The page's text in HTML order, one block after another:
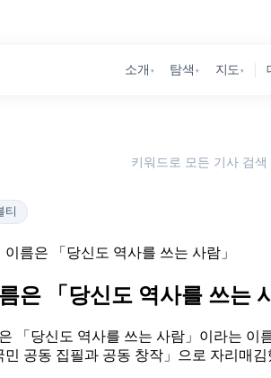
소개 ▾ 탐색 ▾ 지도 ▾
키워드로 모든 기사 검색
티
름은 「당신도 역사를 쓰는 사람」
은 「당신도 역사를 쓰는
「당신도 역사를 쓰는 사람」이라는
공동 집필과 공동 창작」으로 자리매